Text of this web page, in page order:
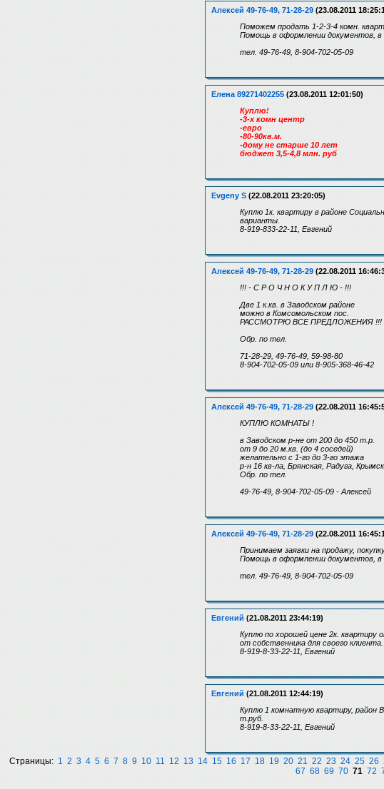
Алексей 49-76-49, 71-28-29 (23.08.2011
Поможем продать 1-2-3-4 комн.
Помощь в оформлении документов, в
тел. 49-76-49, 8-904-702-05-09
Елена 89271402255 (23.08.2011 12:01:50)
Куплю!
-3-х комн центр
-евро
-80-90кв.м.
-дому не старше 10 лет
бюджет 3,5-4,8 млн. руб
Evgeny S (22.08.2011 23:20:05)
Куплю 1к. квартиру в районе
варианты.
8-919-833-22-11, Евгений
Алексей 49-76-49, 71-28-29 (22.08.2011
!!! - С Р О Ч Н О К У П Л Ю - !!!
Две 1 к.кв. в Заводском районе
можно в Комсомольском пос.
РАССМОТРЮ ВСЕ ПРЕДЛОЖЕНИЯ !!!
Обр. по тел.
71-28-29, 49-76-49, 59-98-80
8-904-702-05-09 или 8-905-368-46-42
Алексей 49-76-49, 71-28-29 (22.08.2011
КУПЛЮ КОМНАТЫ !
в Заводском р-не от 200 до 450 т.р.
от 9 до 20 м.кв. (до 4 соседей)
желательно с 1-го до 3-го этажа
р-н 16 кв-ла, Брянская, Радуга,
Обр. по тел.
49-76-49, 8-904-702-05-09 - Алексей
Алексей 49-76-49, 71-28-29 (22.08.2011
Принимаем заявки на продажу,
Помощь в оформлении документов, в
тел. 49-76-49, 8-904-702-05-09
Евгений (21.08.2011 23:44:19)
Куплю по хорошей цене 2к. квартиру
от собственника для своего клиента.
8-919-8-33-22-11, Евгений
Евгений (21.08.2011 12:44:19)
Куплю 1 комнатную квартиру, район
т.руб.
8-919-8-33-22-11, Евгений
Страницы: 1 2 3 4 5 6 7 8 9 10 11 12 13 14 15 16 17 18 19 20 21 22 23 24 25 26
67 68 69 70 71 72